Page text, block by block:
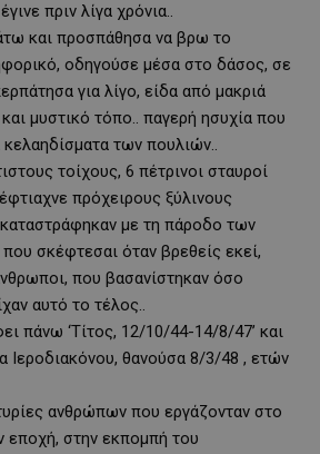
πριν λίγα χρόνια..
και προσπάθησα να βρω το
οδηγούσε μέσα στο δάσος, σε
για λίγο, είδα από μακριά
μυστικό τόπο.. παγερή ησυχία που
των πουλιών..
τοίχους, 6 πέτρινοι σταυροί
πρόχειρους ξύλινους
με τη πάροδο των
σκέφτεσαι όταν βρεθείς εκεί,
που βασανίστηκαν όσο
αυτό το τέλος..
πάνω ‘Τίτος, 12/10/44-14/8/47’ και
Ιεροδιακόνου, θανούσα 8/3/48 , ετών
ανθρώπων που εργάζονταν στο
εποχή, στην εκπομπή του